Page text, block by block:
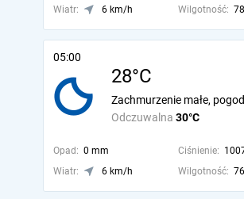
Wiatr:
6 km/h Wilgotność:
05:00
28°C
Odczuwalna 30°C
Zachmurzenie małe,
Opad: 0 mm Ciśnienie:
Wiatr:
6 km/h Wilgotność: